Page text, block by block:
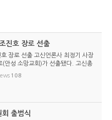
진호 장로 선출
장로 선출 고신언론사 최정기 사장
(안성 소망교회)가 선출됐다. 고신총
년 7월 30일(목) 오전 11시 고신
사회를 열고, 조진호 장로를 차기 사
108
회 출범식